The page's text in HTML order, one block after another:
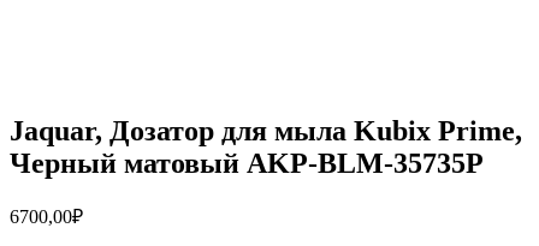
Jaquar, Дозатор для мыла Kubix Prime,
Черный матовый AKP-BLM-35735P
6700,00₽